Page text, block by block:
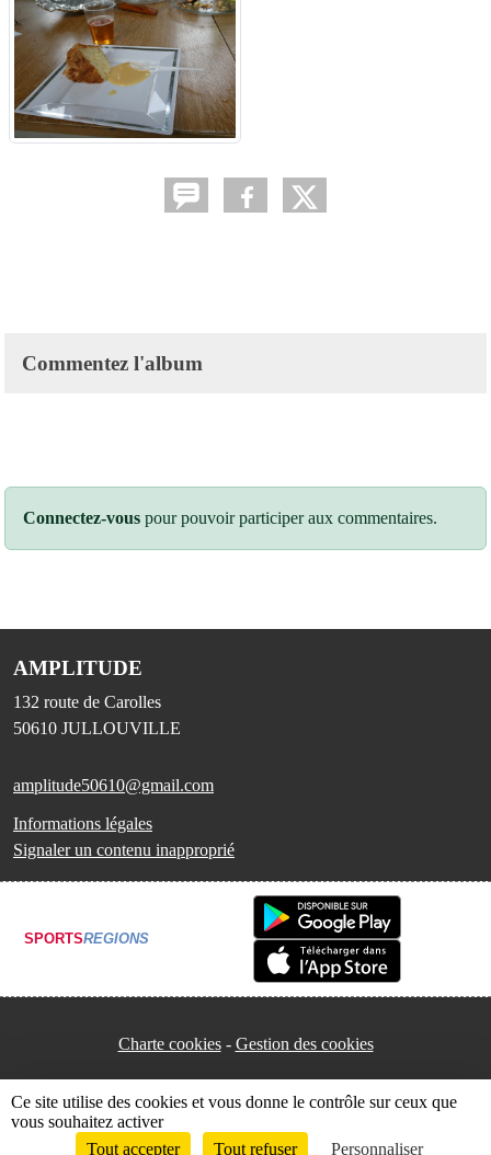
Commentez l'album
Connectez-vous pour pouvoir participer aux commentaires.
AMPLITUDE
132 route de Carolles
50610 JULLOUVILLE
amplitude50610@gmail.com
Informations légales
Signaler un contenu inapproprié
SPORTSREGIONS
Charte cookies Gestion des cookies
Envie de participer ?
Ce site utilise des cookies et vous donne le contrôle sur ceux que
vous souhaitez activer
Tout accepter
Tout refuser Personnaliser